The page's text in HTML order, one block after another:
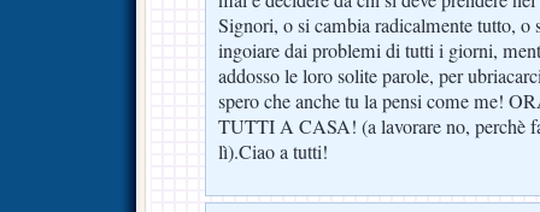
Signori, o si cambia radicalmente tutto, o
ingoiare dai problemi di tutti i giorni,
addosso le loro solite parole, per
spero che anche tu la pensi come me!
TUTTI A CASA! (a lavorare no, perchè
lì).Ciao a tutti!